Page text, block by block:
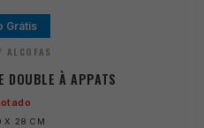
Grátis
ALCOFAS
DOUBLE À APPATS
X 28 CM